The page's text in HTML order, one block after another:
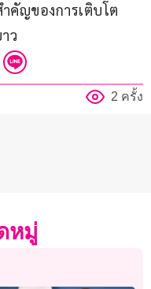
คัญของการเติบโต
ว
2 ครั้ง
หมู่